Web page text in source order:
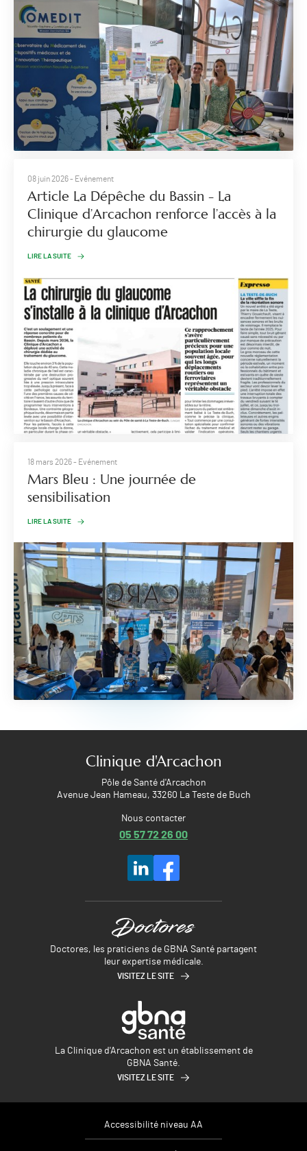
08 juin 2026- Evénement
Article La Dépêche du Bassin - La
Clinique d’Arcachon renforce l’accès à la
chirurgie du glaucome
LIRE LA SUITE
18 mars 2026- Evénement
Mars Bleu : Une journée de
sensibilisation
LIRE LA SUITE
Clinique d'Arcachon
Pôle de Santé d'Arcachon
Avenue Jean Hameau, 33260 La Teste de Buch
Nous contacter
05 57 72 26 00
Doctores, les praticiens de GBNA Santé partagent
leur expertise médicale.
VISITEZ LE SITE
La Clinique d'Arcachon est un établissement de
GBNA Santé.
VISITEZ LE SITE
Accessibilité niveau AA